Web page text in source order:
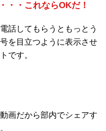
・・これならOKだ！
話してもらうともっとう
を目立つように表示させ
です。
画だから部内でシェアす